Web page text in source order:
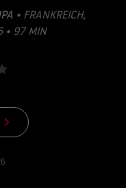
• FRANKREICH,
• 97 MIN